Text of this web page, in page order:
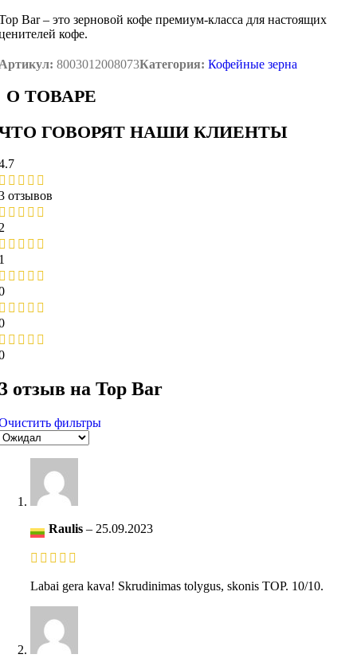
Bar – это зерновой кофе премиум-класса для настоящих
кофе.
8003012008073Категория: Кофейные зерна
О ТОВАРЕ
ГОВОРЯТ НАШИ КЛИЕНТЫ
отзывов
отзыв на Top Bar
фильтры
Raulis – 25.09.2023
Labai gera kava! Skrudinimas tolygus, skonis TOP. 10/10.